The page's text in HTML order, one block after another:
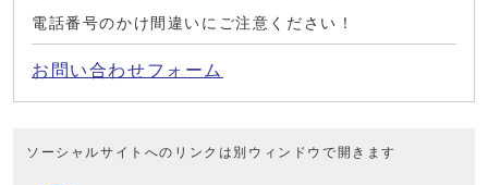
電話番号のかけ間違いにご注意ください！
お問い合わせフォーム
ソーシャルサイトへのリンクは別ウィンドウで開きます